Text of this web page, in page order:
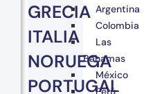
GRECIA
ITALIA
NORUEGA
PORTUGAL
Argentina
Colombia
Las
Bahamas
México
Perú